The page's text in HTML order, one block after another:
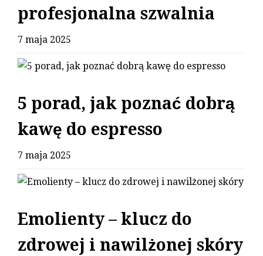
profesjonalna szwalnia
7 maja 2025
5 porad, jak poznać dobrą
kawę do espresso
7 maja 2025
Emolienty – klucz do
zdrowej i nawilżonej skóry